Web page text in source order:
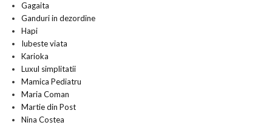
Gagaita
Ganduri in dezordine
Hapi
Iubeste viata
Karioka
Luxul simplitatii
Mamica Pediatru
Maria Coman
Martie din Post
Nina Costea